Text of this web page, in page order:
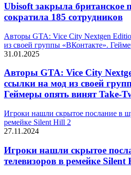
Ubisoft закрыла британское
сократила 185 сотрудников
Авторы GTA: Vice City Nextgen
из своей группы «ВКонтакте».
31.01.2025
Авторы GTA: Vice City
ссылки на мод из своей
Геймеры опять винят Take-
Игроки нашли скрытое послание в
ремейке Silent Hill 2
27.11.2024
Игроки нашли скрытое
телевизоров в ремейке Silent